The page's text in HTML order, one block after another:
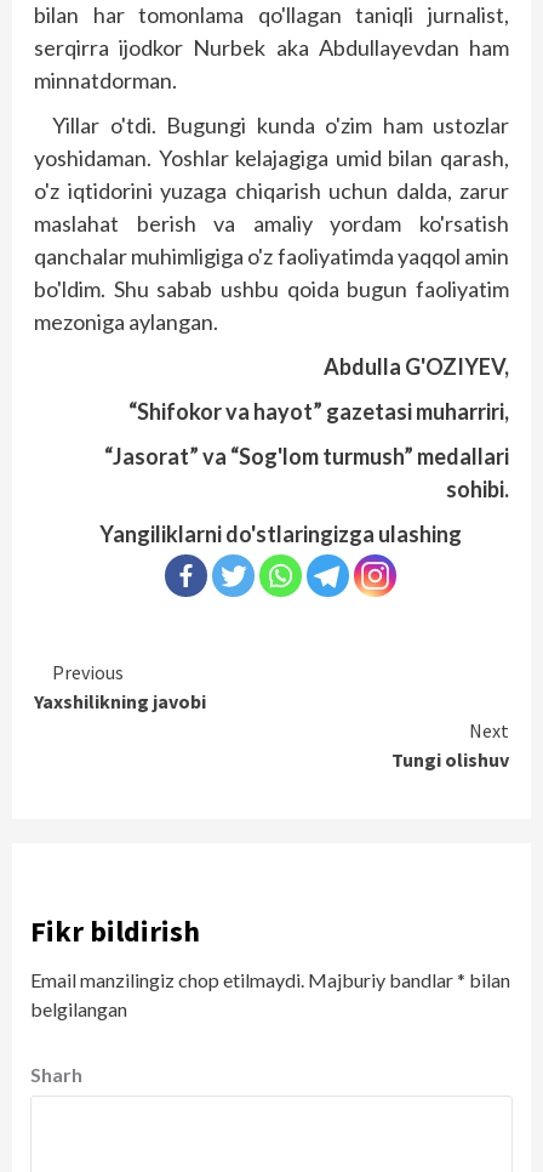
bilan har tomonlama qo'llagan taniqli jurnalist,
serqirra ijodkor Nurbek aka Abdullayevdan ham
minnatdorman.
Yillar o'tdi. Bugungi kunda o'zim ham ustozlar
yoshidaman. Yoshlar kelajagiga umid bilan qarash,
o'z iqtidorini yuzaga chiqarish uchun dalda, zarur
maslahat berish va amaliy yordam ko'rsatish
qanchalar muhimligiga o'z faoliyatimda yaqqol amin
bo'ldim. Shu sabab ushbu qoida bugun faoliyatim
mezoniga aylangan.
Abdulla G'OZIYEV,
“Shifokor va hayot” gazetasi muharriri,
“Jasorat” va “Sog'lom turmush” medallari
sohibi.
Yangiliklarni do'stlaringizga ulashing
Continue
Reading
Previous
Yaxshilikning javobi
Next
Tungi olishuv
Fikr bildirish
Email manzilingiz chop etilmaydi. Majburiy bandlar* bilan
belgilangan
Sharh